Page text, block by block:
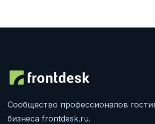
Сообщество профессионалов
бизнеса frontdesk.ru.